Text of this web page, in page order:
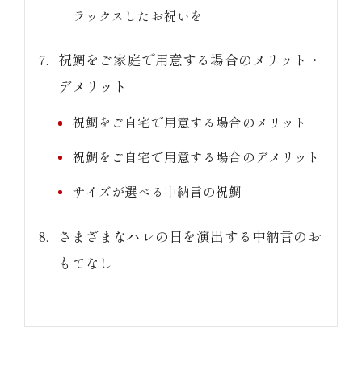
ラックスしたお祝いを
祝鯛をご家庭で用意する場合のメリット・
デメリット
祝鯛をご自宅で用意する場合のメリット
祝鯛をご自宅で用意する場合のデメリット
サイズが選べる中納言の祝鯛
さまざまなハレの日を演出する中納言のお
もてなし